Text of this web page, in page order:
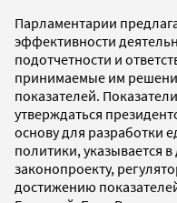
Парламентарии
эффективности
подотчетности и
принимаемые им
показателей.
утверждаться
основу для разработки
политики, указывается
законопроекту,
достижению